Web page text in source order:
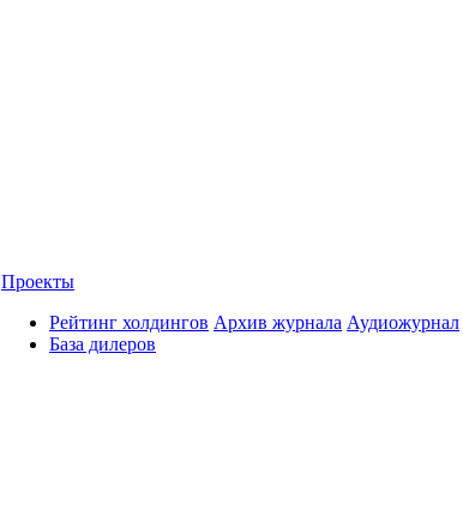
Проекты
Рейтинг холдингов
База дилеров
Архив журнала Аудиожурнал